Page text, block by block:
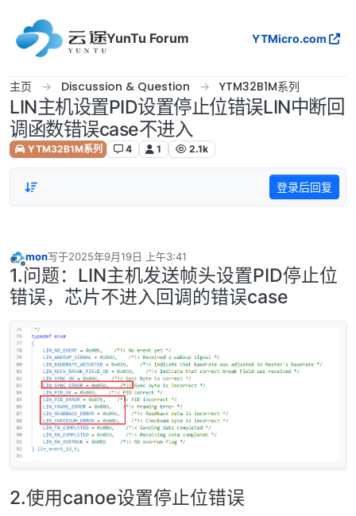
YunTu Forum
YTMicro.com
主页 Discussion & Question YTM32B1M系列
LIN主机设置PID设置停止位错误LIN中断回
调函数错误case不进入
YTM32B1M系列 4 1 2.1k
登录后回复
离线
mon写于2025年9月19日 上午3:41
最后由 编辑
1.问题：LIN主机发送帧头设置PID停止位
错误，芯片不进入回调的错误case
2.使用canoe设置停止位错误